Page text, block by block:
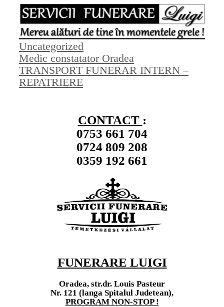
Categorii
Uncategorized
Medic constatator Oradea
TRANSPORT FUNERAR INTERN –
REPATRIERE
CONTACT :
0753 661 704
0724 809 208
0359 192 661
FUNERARE LUIGI
Oradea, str.dr. Louis Pasteur
Nr. 121 (langa Spitalul Judetean),
PROGRAM NON-STOP !